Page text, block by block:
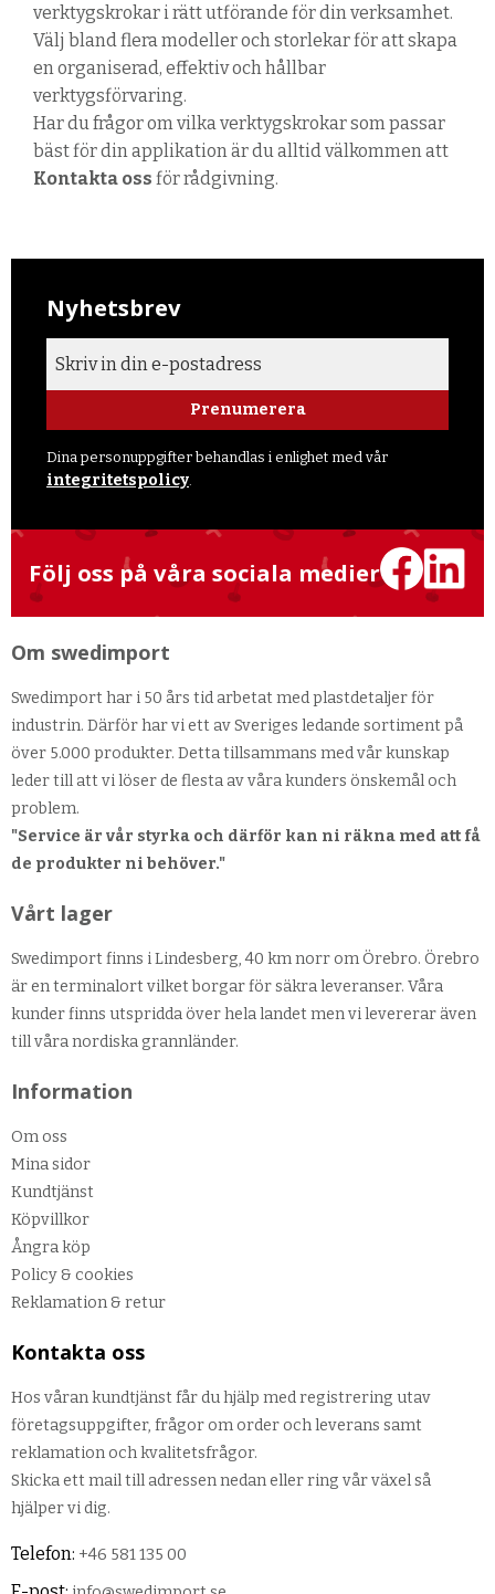
verktygskrokar i rätt utförande för din verksamhet.
Välj bland flera modeller och storlekar för att skapa
en organiserad, effektiv och hållbar
verktygsförvaring.
Har du frågor om vilka verktygskrokar som passar
bäst för din applikation är du alltid välkommen att
Kontakta oss för rådgivning.
Nyhetsbrev
Prenumerera
Dina personuppgifter behandlas i enlighet med vår
integritetspolicy
Följ oss på våra sociala medier
Om swedimport
Swedimport har i 50 års tid arbetat med plastdetaljer för
industrin. Därför har vi ett av Sveriges ledande sortiment på
över 5.000 produkter. Detta tillsammans med vår kunskap
leder till att vi löser de flesta av våra kunders önskemål och
problem.
"Service är vår styrka och därför kan ni räkna med att få
de produkter ni behöver."
Vårt lager
Swedimport finns i Lindesberg, 40 km norr om Örebro. Örebro
är en terminalort vilket borgar för säkra leveranser. Våra
kunder finns utspridda över hela landet men vi levererar även
till våra nordiska grannländer.
Information
Om oss
Mina sidor
Kundtjänst
Köpvillkor
Ångra köp
Policy & cookies
Reklamation & retur
Kontakta oss
Hos våran kundtjänst får du hjälp med registrering utav
företagsuppgifter, frågor om order och leverans samt
reklamation och kvalitetsfrågor.
Skicka ett mail till adressen nedan eller ring vår växel så
hjälper vi dig.
Telefon: +46 581 135 00